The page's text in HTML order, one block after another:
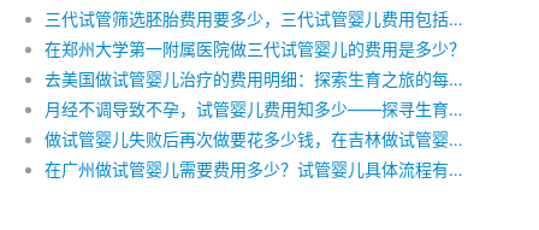
三代试管筛选胚胎费用要多少，三代试管婴儿费用包括哪些，做三代试管婴儿怎么省钱
在郑州大学第一附属医院做三代试管婴儿的费用是多少？
去美国做试管婴儿治疗的费用明细：探索生育之旅的每一步
月经不调导致不孕，试管婴儿费用知多少——探寻生育之路的经济账
做试管婴儿失败后再次做要花多少钱，在吉林做试管婴儿多少钱，做试管婴儿有哪些费用
在广州做试管婴儿需要费用多少？试管婴儿具体流程有哪些？广州试管婴儿成功率怎么样？